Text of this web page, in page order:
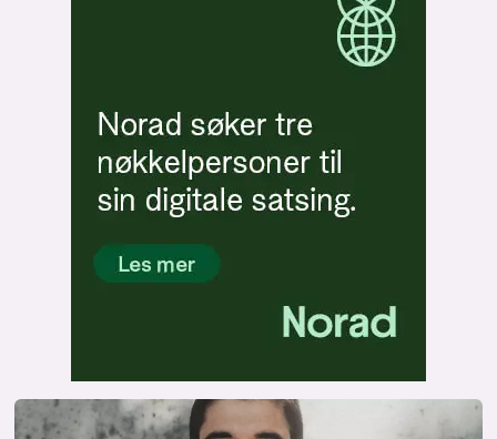
mørk modus
nyhetsbrev
kode24-klubben
Bluesky
annonsepriser
annonseguide